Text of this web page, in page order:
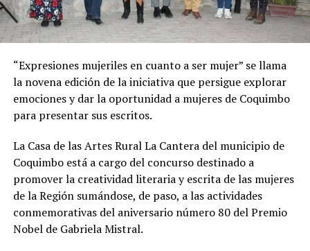
“Expresiones mujeriles en cuanto a ser mujer” se llama
la novena edición de la iniciativa que persigue explorar
emociones y dar la oportunidad a mujeres de Coquimbo
para presentar sus escritos.
La Casa de las Artes Rural La Cantera del municipio de
Coquimbo está a cargo del concurso destinado a
promover la creatividad literaria y escrita de las mujeres
de la Región sumándose, de paso, a las actividades
conmemorativas del aniversario número 80 del Premio
Nobel de Gabriela Mistral.